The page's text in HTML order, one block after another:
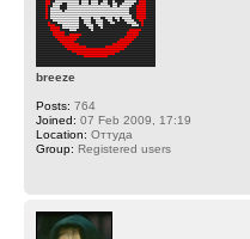
breeze
Posts: 764
Joined: 07 Feb 2009, 17:19
Location: Оттуда
Group: Registered users